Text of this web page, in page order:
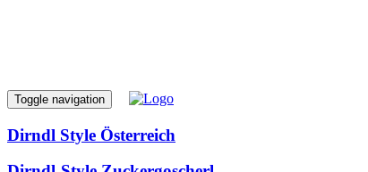
Toggle navigation
Dirndl Style Österreich